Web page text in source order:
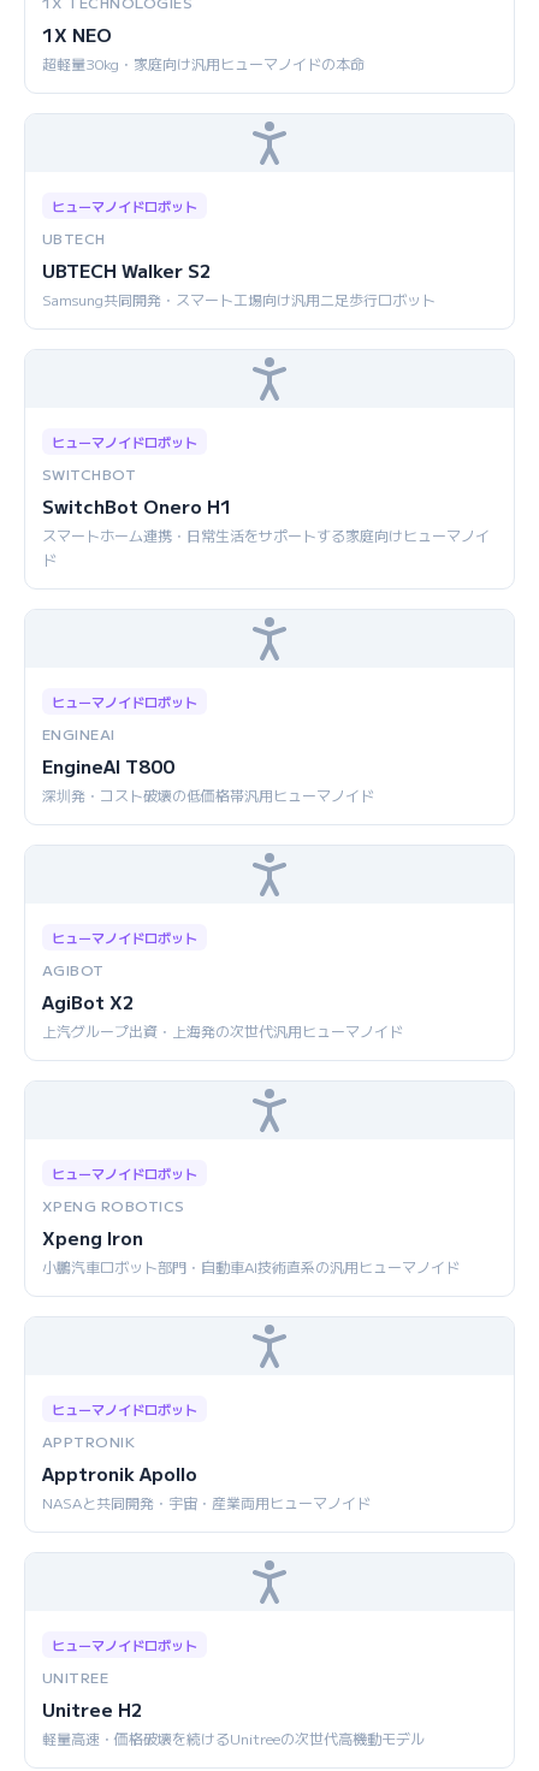
1X NEO
超軽量30kg・家庭向け汎用ヒューマノイドの本命
ヒューマノイドロボット
UBTECH
UBTECH Walker S2
Samsung共同開発・スマート工場向け汎用二足歩行ロボット
ヒューマノイドロボット
SWITCHBOT
SwitchBot Onero H1
スマートホーム連携・日常生活をサポートする家庭向けヒューマノイ
ド
ヒューマノイドロボット
ENGINEAI
EngineAI T800
深圳発・コスト破壊の低価格帯汎用ヒューマノイド
ヒューマノイドロボット
AGIBOT
AgiBot X2
上汽グループ出資・上海発の次世代汎用ヒューマノイド
ヒューマノイドロボット
XPENG ROBOTICS
Xpeng Iron
小鵬汽車ロボット部門・自動車AI技術直系の汎用ヒューマノイド
ヒューマノイドロボット
APPTRONIK
Apptronik Apollo
NASAと共同開発・宇宙・産業両用ヒューマノイド
ヒューマノイドロボット
UNITREE
Unitree H2
軽量高速・価格破壊を続けるUnitreeの次世代高機動モデル